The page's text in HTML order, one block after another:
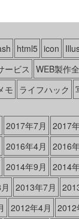
html5 icon
ービス WEB製作
モ ライフハック
2017年7月 2017
2016年4月 2016
2014年9月 2014
2013年7月
2012年4月 2012